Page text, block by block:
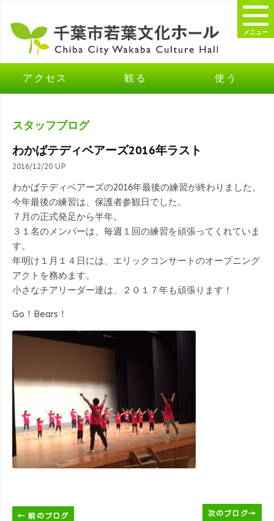
アクセス 観る 使う
メニュー
スタッフブログ
わかばテディベアーズ2016年ラスト
2016/12/20 UP
わかばテディベアーズの2016年最後の練習が終わりました。
今年最後の練習は、保護者参観日でした。
７月の正式発足から半年。
３１名のメンバーは、毎週１回の練習を頑張ってくれていま
す。
年明け１月１４日には、エリックコンサートのオープニング
アクトを務めます。
小さなチアリーダー達は、２０１７年も頑張ります！
Go！Bears！
← 前のブログ 次のブログ→